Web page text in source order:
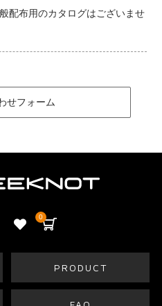
配布用のカタログはございませ
せフォーム
0
PRODUCT